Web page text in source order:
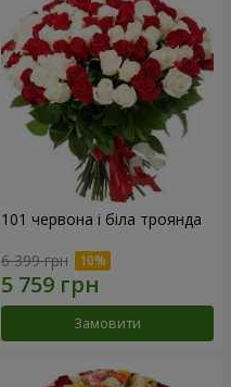
101 червона і біла троянда
6 399 грн
Замовити